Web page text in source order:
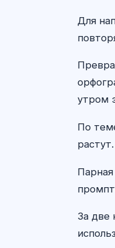
Для
утром
По
За две